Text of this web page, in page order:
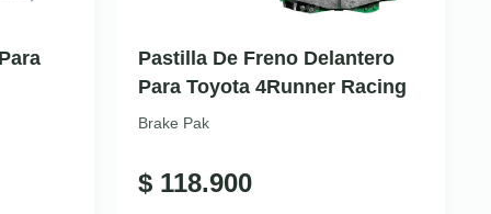
Pastilla De Freno Delantero
Para Toyota 4Runner Racing
Brake Pak
$ 118.900